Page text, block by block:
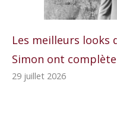
Les meilleurs looks
Simon ont
29 juillet 2026